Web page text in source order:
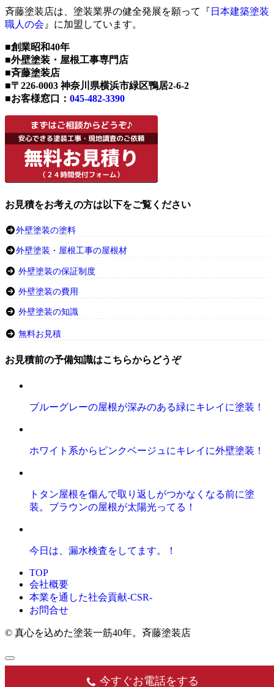
斉藤塗装店は、塗装業界の健全発展を願って『 日本建築塗装
職人の会 』に加盟しています。
■創業昭和40年
■外壁塗装・屋根工事専門店
■斉藤塗装店
■〒226-0003 神奈川県横浜市緑区鴨居2-6-2
■お客様窓口： 045-482-3390
お見積をお考えの方は以下をご覧ください
外壁塗装の塗料
外壁塗装・屋根工事の屋根材
外壁塗装の保証制度
外壁塗装の費用
外壁塗装の知識
無料お見積
お見積前の予備知識はこちらからどうぞ
ブルーグレーの屋根が深みのある緑にキレイに塗装！
ホワイト系からピンクベージュにキレイに外壁塗装！
トタン屋根を傷んで取り返しがつかなくなる前に塗
装。ブラウンの屋根が太陽光ってる！
今日は、漏水検査をしてます。！
TOP
会社概要
本業を通した社会貢献-CSR-
お問合せ
© 真心を込めた塗装一筋40年。斉藤塗装店
今すぐお電話をする